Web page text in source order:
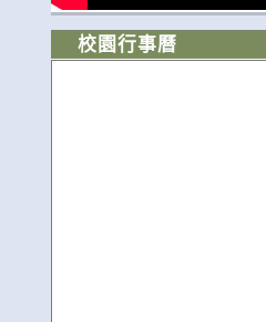
校園行事曆